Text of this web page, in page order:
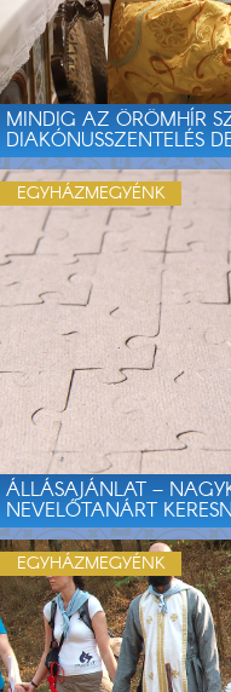
MINDIG AZ ÖRÖMHÍR
DIAKÓNUSSZENTELÉS
ÁLLÁSAJÁNLAT –
NEVELŐTANÁRT
EGYHÁZMEGYÉNK
EGYHÁZMEGYÉNK